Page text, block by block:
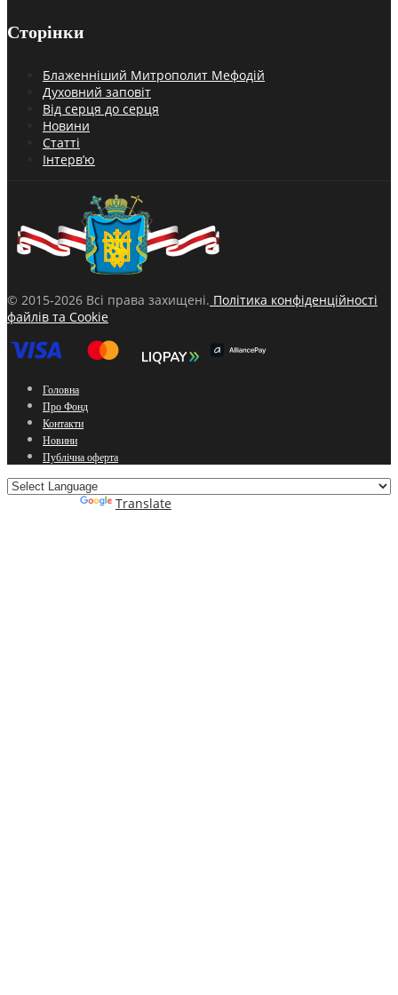
Сторінки
Блаженніший Митрополит Мефодій
Духовний заповіт
Від серця до серця
Новини
Статті
Інтерв’ю
© 2015-2026 Всі права захищені. Політика конфіденційності
файлів та Cookie
Головна
Про Фонд
Контакти
Новини
Публічна оферта
Translate